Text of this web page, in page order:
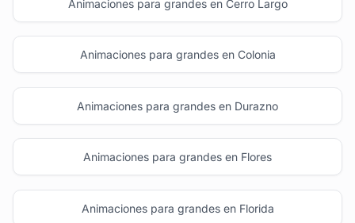
Animaciones para grandes en Cerro Largo
Animaciones para grandes en Colonia
Animaciones para grandes en Durazno
Animaciones para grandes en Flores
Animaciones para grandes en Florida